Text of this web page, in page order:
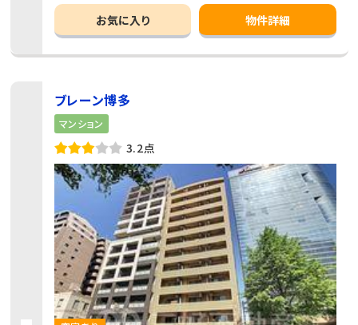
お気に入り 物件詳細
ブレーン博多
マンション
3.2点